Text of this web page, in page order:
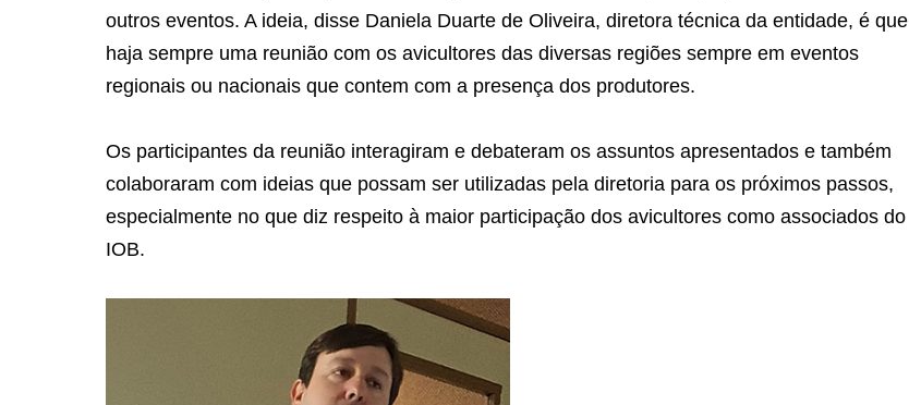
outros eventos. A ideia, disse Daniela Duarte de Oliveira, diretora técnica da entidade, é que
haja sempre uma reunião com os avicultores das diversas regiões sempre em eventos
regionais ou nacionais que contem com a presença dos produtores.
Os participantes da reunião interagiram e debateram os assuntos apresentados e também
colaboraram com ideias que possam ser utilizadas pela diretoria para os próximos passos,
especialmente no que diz respeito à maior participação dos avicultores como associados do
IOB.